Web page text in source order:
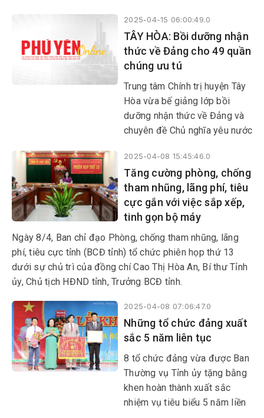
nâng cao năng lực lãnh đạo,
sức chiến đấu của tổ chức
đảng cũng như chất lượng đội
ngũ đảng viên. Thời gian qua,
công tác này đã được các cấp
ủy trong toàn tỉnh thực hiện
bảo đảm khách quan, toàn
diện, thực chất.
2025-04-15 06:00:49.0
TÂY HÒA: Bồi dưỡng nhận
thức về Đảng cho 49 quần
chúng ưu tú
Trung tâm Chính trị huyện Tây
Hòa vừa bế giảng lớp bồi
dưỡng nhận thức về Đảng và
chuyên đề Chủ nghĩa yêu nước
Lớp bồi dưỡng có sự tham gia
của 49 quần chúng ưu tú đến
từ các tổ chức đảng trực
thuộc.
2025-04-08 15:45:46.0
Tăng cường phòng, chống
tham nhũng, lãng phí, tiêu
cực gắn với việc sắp xếp,
tinh gọn bộ máy
Ngày 8/4, Ban chỉ đạo Phòng, chống tham nhũng, lãng
phí, tiêu cực tỉnh (BCĐ tỉnh) tổ chức phiên họp thứ 13
dưới sự chủ trì của đồng chí Cao Thị Hòa An, Bí thư Tỉnh
ủy, Chủ tịch HĐND tỉnh, Trưởng BCĐ tỉnh.
2025-04-08 07:06:47.0
Những tổ chức đảng xuất
sắc 5 năm liên tục
8 tổ chức đảng vừa được Ban
Thường vụ Tỉnh ủy tặng bằng
khen hoàn thành xuất sắc
nhiệm vụ tiêu biểu 5 năm liền